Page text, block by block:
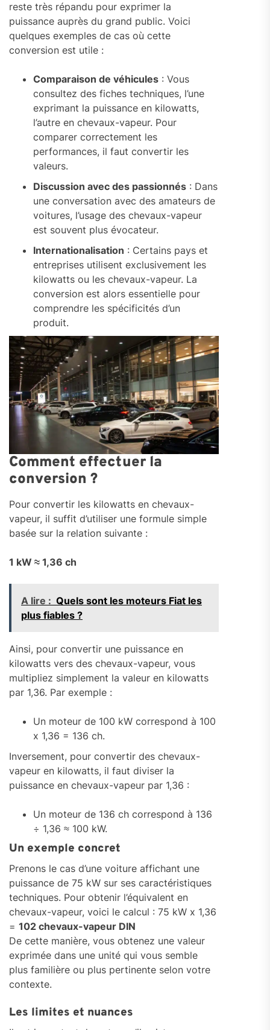
reste très répandu pour exprimer la
puissance auprès du grand public. Voici
quelques exemples de cas où cette
conversion est utile :
Comparaison de véhicules : Vous
consultez des fiches techniques, l’une
exprimant la puissance en kilowatts,
l’autre en chevaux-vapeur. Pour
comparer correctement les
performances, il faut convertir les
valeurs.
Discussion avec des passionnés : Dans
une conversation avec des amateurs de
voitures, l’usage des chevaux-vapeur
est souvent plus évocateur.
Internationalisation : Certains pays et
entreprises utilisent exclusivement les
kilowatts ou les chevaux-vapeur. La
conversion est alors essentielle pour
comprendre les spécificités d’un
produit.
Comment effectuer la
conversion ?
Pour convertir les kilowatts en chevaux-
vapeur, il suffit d’utiliser une formule simple
basée sur la relation suivante :
1 kW ≈ 1,36 ch
A lire : Quels sont les moteurs Fiat les
plus fiables ?
Ainsi, pour convertir une puissance en
kilowatts vers des chevaux-vapeur, vous
multipliez simplement la valeur en kilowatts
par 1,36. Par exemple :
Un moteur de 100 kW correspond à 100
x 1,36 = 136 ch.
Inversement, pour convertir des chevaux-
vapeur en kilowatts, il faut diviser la
puissance en chevaux-vapeur par 1,36 :
Un moteur de 136 ch correspond à 136
÷ 1,36 ≈ 100 kW.
Un exemple concret
Prenons le cas d’une voiture affichant une
puissance de 75 kW sur ses caractéristiques
techniques. Pour obtenir l’équivalent en
chevaux-vapeur, voici le calcul : 75 kW x 1,36
= 102 chevaux-vapeur DIN
De cette manière, vous obtenez une valeur
exprimée dans une unité qui vous semble
plus familière ou plus pertinente selon votre
contexte.
Les limites et nuances